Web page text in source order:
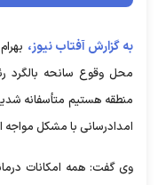
به گزارش آفتاب نیوز،
محل وقوع سانحه بالگرد
منطقه هستیم متأسفانه
امدادرسانی با مشکل
وی گفت: همه امکانات